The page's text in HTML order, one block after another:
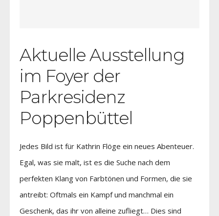
Aktuelle Ausstellung
im Foyer der
Parkresidenz
Poppenbüttel
Jedes Bild ist für Kathrin Flöge ein neues Abenteuer.
Egal, was sie malt, ist es die Suche nach dem
perfekten Klang von Farbtönen und Formen, die sie
antreibt: Oftmals ein Kampf und manchmal ein
Geschenk, das ihr von alleine zufliegt… Dies sind